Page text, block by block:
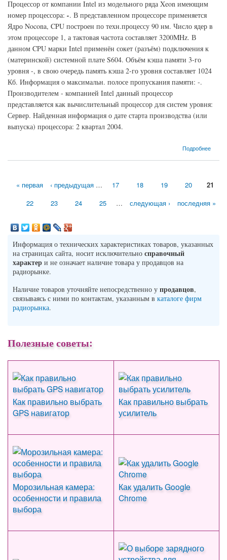
Процессор от компании Intel из модельного ряда Xeon имеющим
номер процессора: -. В представленном процессоре применяется
Ядро Nocona, CPU построен по техн.процессу 90 нм. Число ядер в
этом процессоре 1, а тактовая частота составляет 3200MHz. В
данном CPU марки Intel применён сокет (разъём) подключения к
(материнской) системной плате S604. Объём кэша памяти 3-го
уровня -, в свою очередь память кэша 2-го уровня составляет 1024
Кб. Информация о максимальн. полосе пропускания памяти: -.
Производителем - компанией Intel данный процессор
представляется как вычислительный процессор для систем уровня:
Сервер. Найденная информация о дате старта производства (или
выпуска) процессора: 2 квартал 2004.
Подробнее
Страницы
« первая ‹ предыдущая … 17 18 19 20
21
22
23 24 25 … следующая › последняя »
Информация о технических характеристиках товаров, указанных
на страницах сайта, носит исключительно справочный
характер и не означает наличие товара у продавцов на
радиорынке.
Наличие товаров уточняйте непосредственно у продавцов,
связываясь с ними по контактам, указанным в каталоге фирм
радиорынка.
Полезные советы:
Как правильно выбрать
GPS навигатор
Как правильно выбрать
усилитель
Морозильная камера:
особенности и правила
выбора
Как удалить Google
Chrome